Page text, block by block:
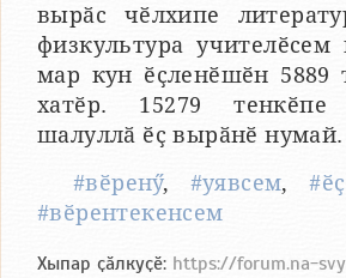
вырӑс чӗлхипе
физкультура
мар кун ӗҫленӗшӗн 5889
хатӗр. 15279 тенкӗпе
шалуллӑ ӗҫ вырӑнӗ нумай.
#вӗренӳ, #уявсем,
#вӗрентекенсем
Хыпар ҫӑлкуҫӗ: https://forum.na-